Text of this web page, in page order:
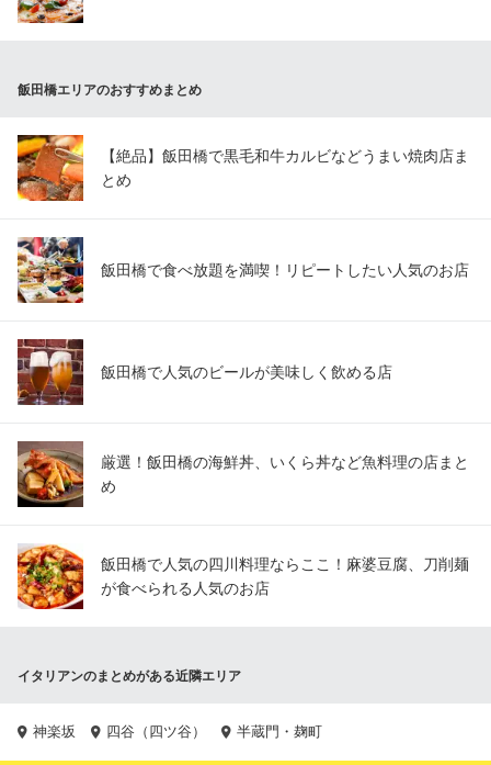
飯田橋エリアのおすすめまとめ
【絶品】飯田橋で黒毛和牛カルビなどうまい焼肉店ま
とめ
飯田橋で食べ放題を満喫！リピートしたい人気のお店
飯田橋で人気のビールが美味しく飲める店
厳選！飯田橋の海鮮丼、いくら丼など魚料理の店まと
め
飯田橋で人気の四川料理ならここ！麻婆豆腐、刀削麺
が食べられる人気のお店
イタリアンのまとめがある近隣エリア
神楽坂 四谷（四ツ谷） 半蔵門・麹町